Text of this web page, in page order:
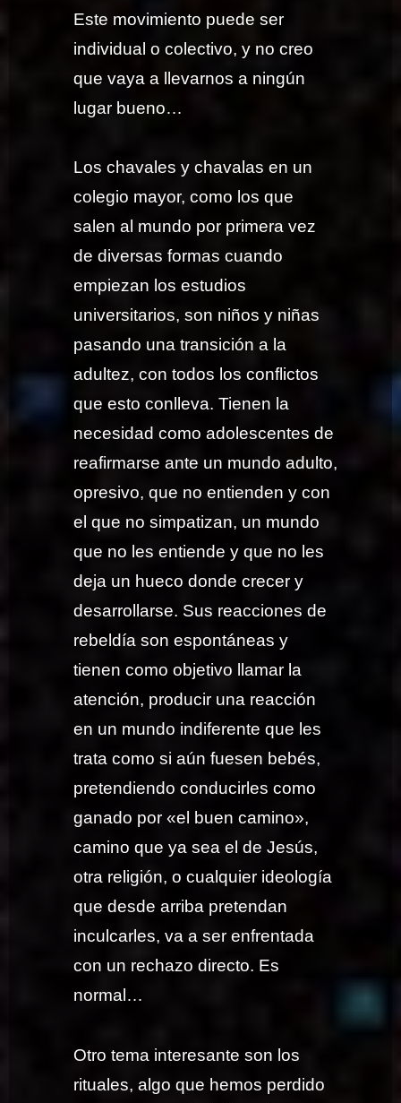
Este movimiento puede ser
individual o colectivo, y no creo
que vaya a llevarnos a ningún
lugar bueno…
Los chavales y chavalas en un
colegio mayor, como los que
salen al mundo por primera vez
de diversas formas cuando
empiezan los estudios
universitarios, son niños y niñas
pasando una transición a la
adultez, con todos los conflictos
que esto conlleva. Tienen la
necesidad como adolescentes de
reafirmarse ante un mundo adulto,
opresivo, que no entienden y con
el que no simpatizan, un mundo
que no les entiende y que no les
deja un hueco donde crecer y
desarrollarse. Sus reacciones de
rebeldía son espontáneas y
tienen como objetivo llamar la
atención, producir una reacción
en un mundo indiferente que les
trata como si aún fuesen bebés,
pretendiendo conducirles como
ganado por «el buen camino»,
camino que ya sea el de Jesús,
otra religión, o cualquier ideología
que desde arriba pretendan
inculcarles, va a ser enfrentada
con un rechazo directo. Es
normal…
Otro tema interesante son los
rituales, algo que hemos perdido